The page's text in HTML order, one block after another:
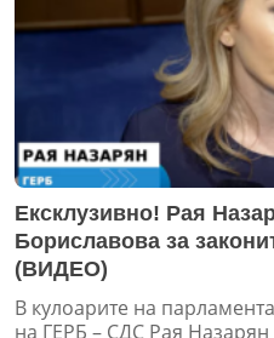
Ексклузивно! Рая
Бориславова за
(ВИДЕО)
В кулоарите на
на ГЕРБ – СДС Рая